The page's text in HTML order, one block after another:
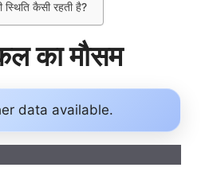
स्थिति कैसी रहती है?
का मौसम
data available.